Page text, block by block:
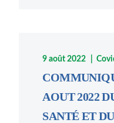
9 août 2022
AOUT 2022
SANTÉ ET